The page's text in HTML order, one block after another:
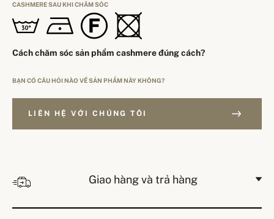
CASHMERE SAU KHI CHĂM SÓC
Cách chăm sóc sản phẩm cashmere đúng cách?
BẠN CÓ CÂU HỎI NÀO VỀ SẢN PHẨM NÀY KHÔNG?
LIÊN HỆ VỚI CHÚNG TÔI
Giao hàng và trả hàng